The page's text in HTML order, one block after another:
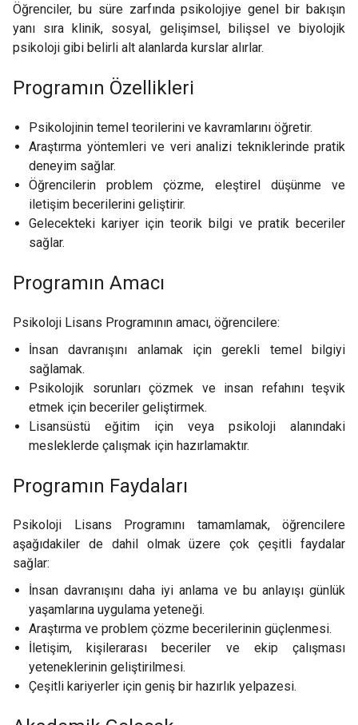
Öğrenciler, bu süre zarfında psikolojiye genel bir bakışın
yanı sıra klinik, sosyal, gelişimsel, bilişsel ve biyolojik
psikoloji gibi belirli alt alanlarda kurslar alırlar.
Programın Özellikleri
Psikolojinin temel teorilerini ve kavramlarını öğretir.
Araştırma yöntemleri ve veri analizi tekniklerinde pratik
deneyim sağlar.
Öğrencilerin problem çözme, eleştirel düşünme ve
iletişim becerilerini geliştirir.
Gelecekteki kariyer için teorik bilgi ve pratik beceriler
sağlar.
Programın Amacı
Psikoloji Lisans Programının amacı, öğrencilere:
İnsan davranışını anlamak için gerekli temel bilgiyi
sağlamak.
Psikolojik sorunları çözmek ve insan refahını teşvik
etmek için beceriler geliştirmek.
Lisansüstü eğitim için veya psikoloji alanındaki
mesleklerde çalışmak için hazırlamaktır.
Programın Faydaları
Psikoloji Lisans Programını tamamlamak, öğrencilere
aşağıdakiler de dahil olmak üzere çok çeşitli faydalar
sağlar:
İnsan davranışını daha iyi anlama ve bu anlayışı günlük
yaşamlarına uygulama yeteneği.
Araştırma ve problem çözme becerilerinin güçlenmesi.
İletişim, kişilerarası beceriler ve ekip çalışması
yeteneklerinin geliştirilmesi.
Çeşitli kariyerler için geniş bir hazırlık yelpazesi.